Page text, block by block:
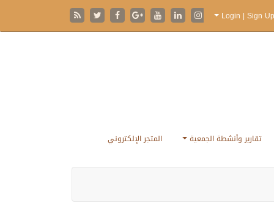
تقارير وأنشطة الجمعية المتجر الإلكتروني